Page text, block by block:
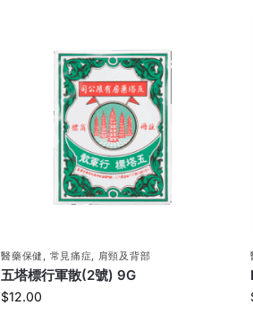
醫藥保健 , 常見痛症, 肩頸及背部
五塔標行軍散(2號) 9G
$12.00